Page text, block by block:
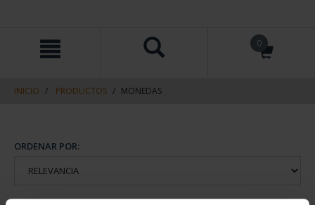
contenido
navegacin
0
INICIO PRODUCTOS MONEDAS
ORDENAR POR: